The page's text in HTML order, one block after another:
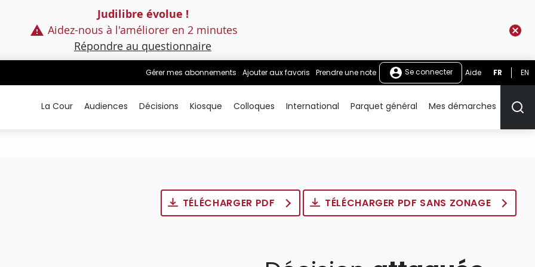
Judilibre évolue !
Aidez-nous à l'améliorer en 2 minutes
Répondre au questionnaire
Gérer mes abonnements Ajouter aux favoris Prendre une note Se connecter Aide FR EN
La Cour Audiences Décisions Kiosque Colloques International Parquet général Mes démarches
TÉLÉCHARGER PDF TÉLÉCHARGER PDF SANS ZONAGE